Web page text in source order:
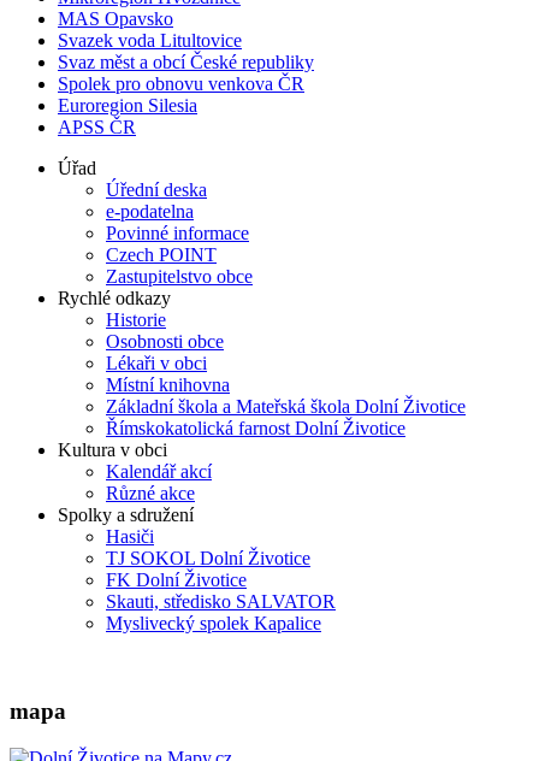
MAS Opavsko
Svazek voda Litultovice
Svaz měst a obcí České republiky
Spolek pro obnovu venkova ČR
Euroregion Silesia
APSS ČR
Úřad
Úřední deska
e-podatelna
Povinné informace
Czech POINT
Zastupitelstvo obce
Rychlé odkazy
Historie
Osobnosti obce
Lékaři v obci
Místní knihovna
Základní škola a Mateřská škola Dolní Životice
Římskokatolická farnost Dolní Životice
Kultura v obci
Kalendář akcí
Různé akce
Spolky a sdružení
Hasiči
TJ SOKOL Dolní Životice
FK Dolní Životice
Skauti, středisko SALVATOR
Myslivecký spolek Kapalice
mapa